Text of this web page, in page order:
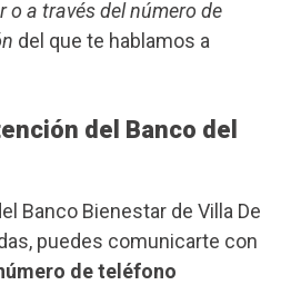
o a través del número de
del que te hablamos a
del Banco del
Banco Bienestar de Villa De
puedes comunicarte con
de teléfono